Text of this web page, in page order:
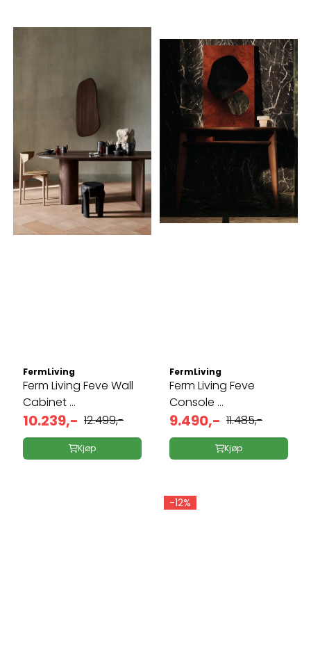
FermLiving
Ferm Living Feve Wall
Cabinet ...
10.239,- 12.499,-
Kjøp
FermLiving
Ferm Living Feve
Console ...
9.490,- 11.485,-
Kjøp
-12%